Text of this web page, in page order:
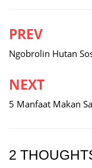
Post
navigation
PREV
Ngobrolin Hutan
NEXT
5 Manfaat Makan
2